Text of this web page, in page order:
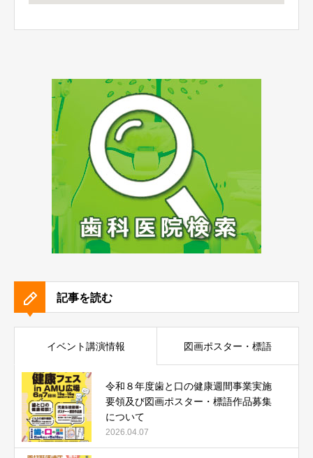
記事を読む
イベント講演情報 図画ポスター・標語
令和８年度歯と口の健康週間事業実施
要領及び図画ポスター・標語作品募集
について
2026.04.07